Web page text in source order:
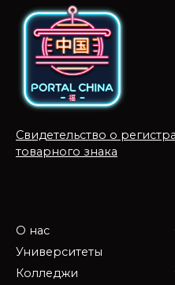
Свидетельство о
товарного знака
О нас
Университеты
Колледжи